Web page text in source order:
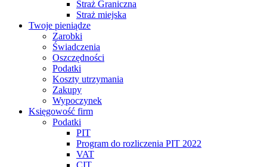
Straż Graniczna
Straż miejska
Twoje pieniądze
Zarobki
Świadczenia
Oszczędności
Podatki
Koszty utrzymania
Zakupy
Wypoczynek
Księgowość firm
Podatki
PIT
Program do rozliczenia PIT 2022
VAT
CIT